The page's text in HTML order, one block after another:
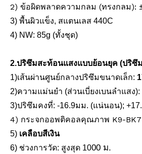
2) ข้อผิดพลาดความกลม (ทรงกลม):
3) พื้นผิวแข็ง, สแตนเลส 440C
4) NW: 85g (ทั้งชุด)
2.ปริซึมสะท้อนแสงแบบย้อนยุค (ปริซึ
1)เส้นผ่านศูนย์กลางปริซึมขนาดเล็ก:
2)ความแม่นยำ (ส่วนเบี่ยงเบนลำแสง
3)ปริซึมคงที่: -16.9มม. (แน่นอน);
4) กระจกออพติคอลคุณภาพ K9-BK7
5) เคลือบสีเงิน
6) ช่วงการวัด: สูงสุด 1000 ม.